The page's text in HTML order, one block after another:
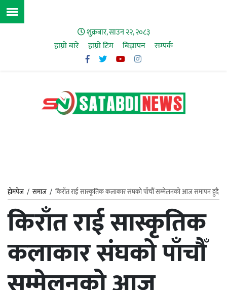
शुक्रबार, साउन २२, २०८३
हाम्रो बारे हाम्राे टिम बिज्ञापन सम्पर्क
होमपेज /समाज / किराँत राई सास्कृतिक कलाकार संघको पाँचौँ सम्मेलनको आज समापन हुदै
किराँत राई सास्कृतिक
कलाकार संघको पाँचौँ